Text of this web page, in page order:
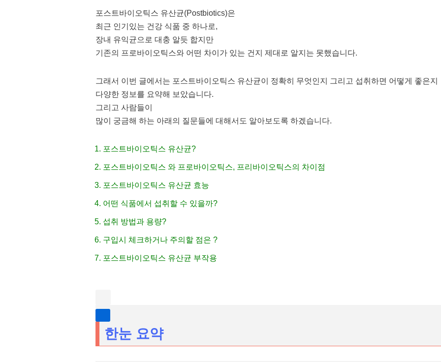
포스트바이오틱스 유산균(Postbiotics)은
최근 인기있는 건강 식품 중 하나로,
장내 유익균으로 대충 알듯 합지만
기존의 프로바이오틱스와 어떤 차이가 있는 건지 제대로 알지는 못했습니다.
그래서 이번 글에서는 포스트바이오틱스 유산균이 정확히 무엇인지 그리고 섭취하면 어떻게 좋은지
다양한 정보를 요약해 보았습니다.
그리고 사람들이
많이 궁금해 하는 아래의 질문들에 대해서도 알아보도록 하겠습니다.
포스트바이오틱스 유산균?
포스트바이오틱스 와 프로바이오틱스, 프리바이오틱스의 차이점
포스트바이오틱스 유산균 효능
어떤 식품에서 섭취할 수 있을까?
섭취 방법과 용량?
구입시 체크하거나 주의할 점은 ?
포스트바이오틱스 유산균 부작용
한눈 요약